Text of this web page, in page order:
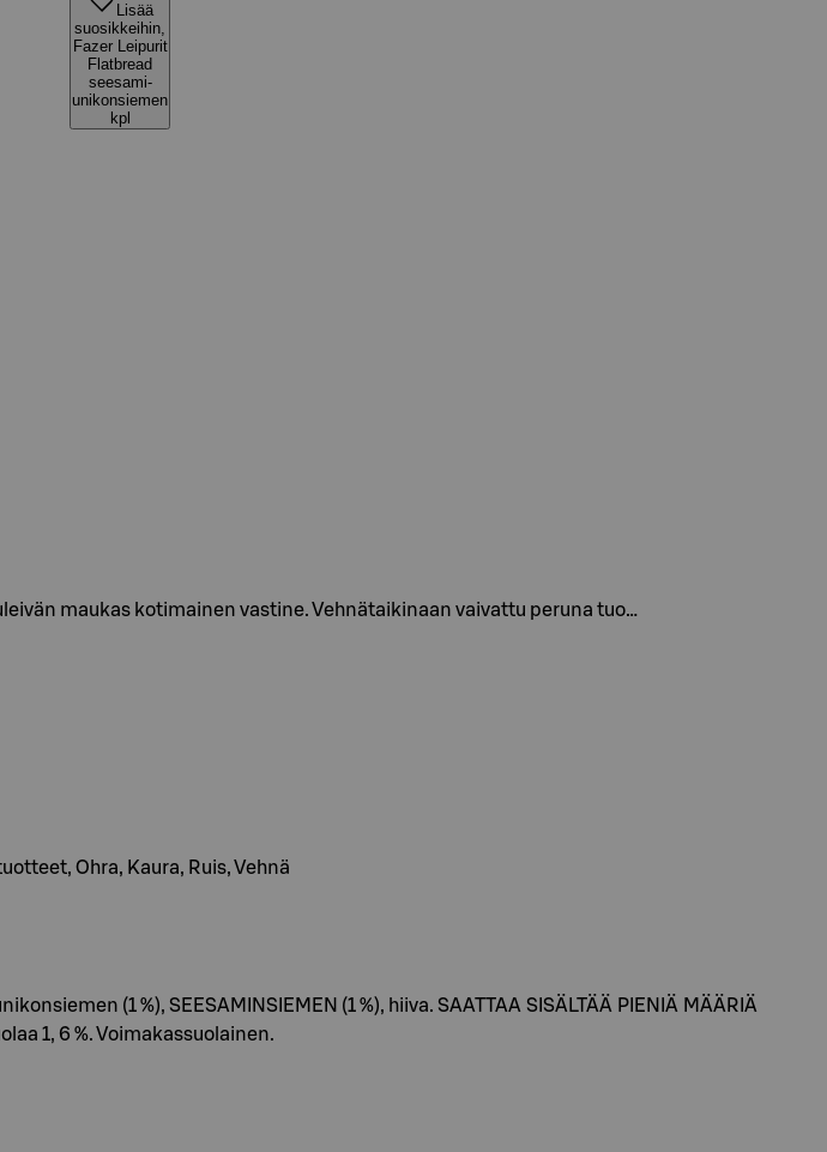
Lisää
suosikkeihin,
Fazer Leipurit
Flatbread
seesami-
unikonsiemen
kpl
maukas kotimainen vastine. Vehnätaikinaan vaivattu peruna tuo…
Ohra, Kaura, Ruis, Vehnä
(1 %), SEESAMINSIEMEN (1 %), hiiva. SAATTAA SISÄLTÄÄ PIENIÄ MÄÄRIÄ
1, 6 %. Voimakassuolainen.